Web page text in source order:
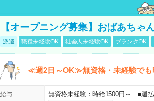
【オープニング募集】おばあちゃ
派遣 職種未経験OK 社会人未経験OK ブランクOK
≪週2日～OK≫無資格・未経験でも
給与 無資格未経験：時給1500円～ ■週